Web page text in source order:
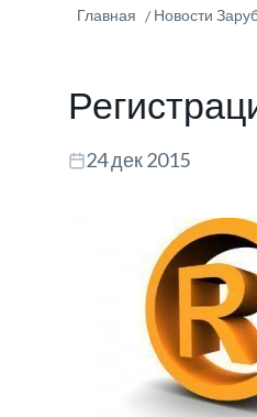
Главная Новости
24 дек 2015